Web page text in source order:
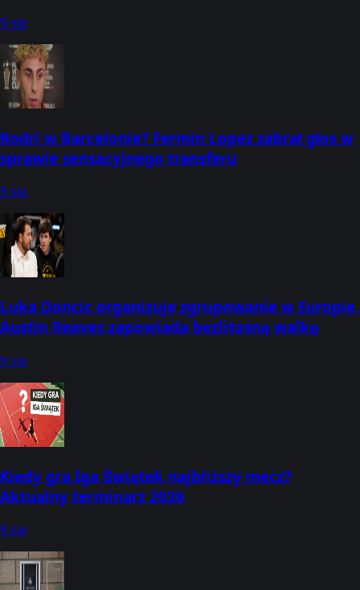
9 sie
Rodri w Barcelonie? Fermin Lopez zabrał głos w
sprawie sensacyjnego transferu
9 sie
Luka Doncic organizuje zgrupowanie w Europie.
Austin Reaves zapowiada bezlitosną walkę
9 sie
Kiedy gra Iga Świątek najbliższy mecz?
Aktualny terminarz 2026
9 sie